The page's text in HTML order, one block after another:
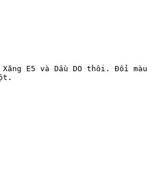
E5 và Dầu DO thôi. Đổi màu